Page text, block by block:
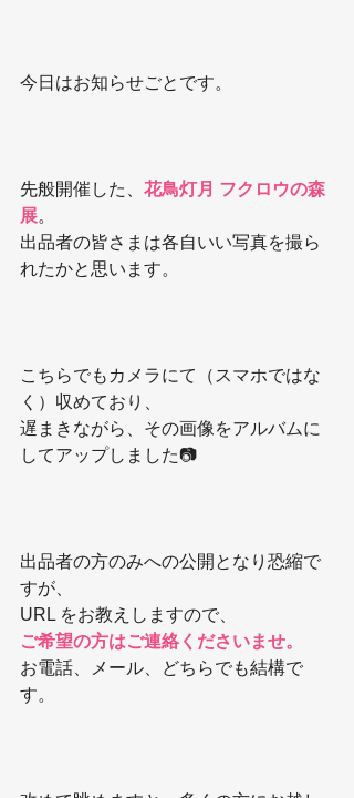
今日はお知らせごとです。
先般開催した、 花鳥灯月 フクロウの森
展。
出品者の皆さまは各自いい写真を撮ら
れたかと思います。
こちらでもカメラにて（スマホではな
く）収めており、
遅まきながら、その画像をアルバムに
してアップしました📷
出品者の方のみへの公開となり恐縮で
すが、
URL をお教えしますので、
ご希望の方はご連絡くださいませ。
お電話、メール、どちらでも結構で
す。